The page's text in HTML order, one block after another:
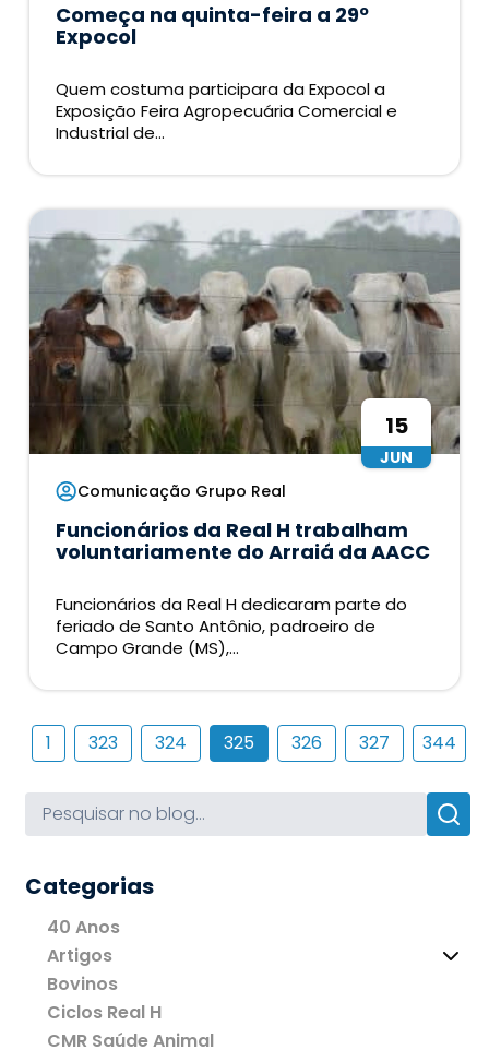
Começa na quinta-feira a 29º
Expocol
Quem costuma participara da Expocol a
Exposição Feira Agropecuária Comercial e
Industrial de...
15
JUN
Comunicação Grupo Real
Funcionários da Real H trabalham
voluntariamente do Arraiá da AACC
Funcionários da Real H dedicaram parte do
feriado de Santo Antônio, padroeiro de
Campo Grande (MS),...
1 323 324 325 326 327 344
Categorias
40 Anos
Artigos
Bovinos
Ciclos Real H
CMR Saúde Animal